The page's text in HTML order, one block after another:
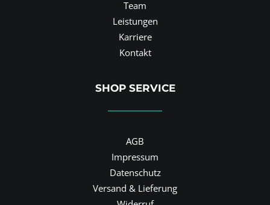
Team
Leistungen
Karriere
Kontakt
SHOP SERVICE
AGB
Impressum
Datenschutz
Versand & Lieferung